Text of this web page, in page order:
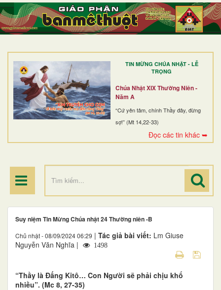
TIN MỪNG CHÚA NHẬT - LỄ
TRỌNG
Chúa Nhật XIX Thường Niên -
Năm A
“Cứ yên tâm, chính Thầy đây, đừng
sợ!” (Mt 14,22-33)
Đọc các tin khác ➥
TRANG NHẤT
GIỚI THIỆU
DÒNG TU
BAN MỤC VỤ
ĐOÀN THỂ CG
ĐIỂM HÀNH HƯƠNG
Suy niệm Tin Mừng Chúa nhật 24 Thường niên -B
Chủ nhật - 08/09/2024 06:29 | Tác giả bài viết: Lm Giuse
Nguyễn Văn Nghĩa |
1498
“Thầy là Ðấng Kitô… Con Người sẽ phải chịu khổ
nhiều”. (Mc 8, 27-35)